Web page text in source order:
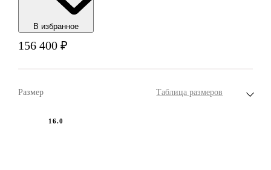
В избранноe
156 400 ₽
Размер Таблица размеров
16.0